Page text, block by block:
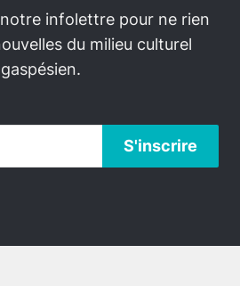
infolettre pour ne rien
du milieu culturel
gaspésien.